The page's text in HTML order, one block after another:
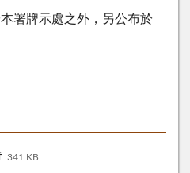
署牌示處之外，另公布於
341 KB